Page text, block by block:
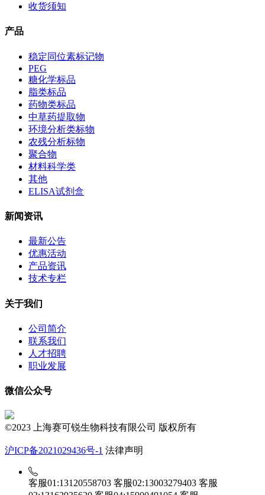
收货须知
产品
稳定同位素标记物
PEG
糖化学标品
脂类标品
药物类标品
中草药提取物
环境分析类标物
农残分析标物
聚合物
材料科学类
其他
ELISA试剂盒
新闻资讯
最新公告
优惠活动
产品资讯
技术专栏
关于我们
公司简介
联系我们
人才招聘
职业发展
微信公众号
©2023 上海赛可锐生物科技有限公司 版权所有
沪ICP备2021029436号-1 法律声明
客服01:13120558703 客服02:13003279403 客服